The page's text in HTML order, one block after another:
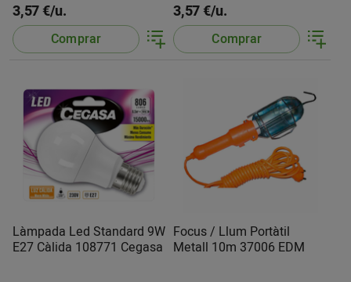
3,57 €/u.
Comprar
3,57 €/u.
Comprar
Làmpada Led Standard 9W
E27 Càlida 108771 Cegasa
Focus / Llum Portàtil
Metall 10m 37006 EDM